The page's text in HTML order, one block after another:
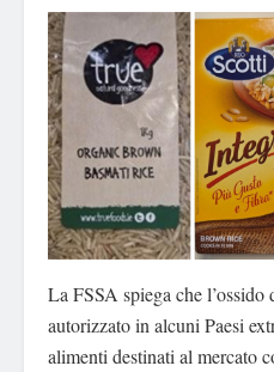
La FSSA spiega che l’ossido
autorizzato in alcuni Paesi
alimenti destinati al mercato